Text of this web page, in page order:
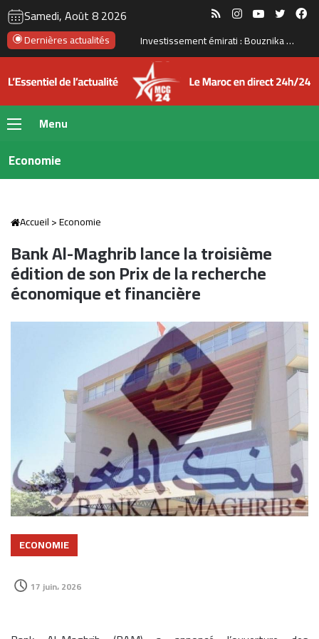
Samedi, Août 8 2026 RSS InstagramYouTube
Dernières actualités Investissement émirati : Bouznika prépare une nouvelle transformation de son front de mer
Menu
Economie
Accueil>Economie
Bank Al-Maghrib lance la troisième
édition de son Prix de la recherche
économique et financière
ECONOMIE
17 juin، 2026